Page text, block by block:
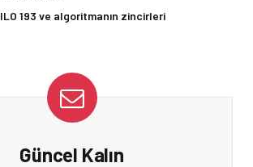
ILO 193 ve algoritmanın zincirleri
Güncel Kalın